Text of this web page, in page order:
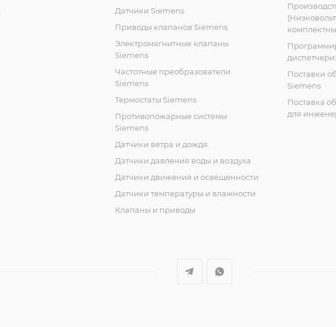
Датчики Siemens
Приводы клапанов Siemens
Электромагнитные клапаны
Siemens
Частотные преобразователи
Siemens
Термостаты Siemens
Противопожарные системы
Siemens
Датчики ветра и дождя
Датчики давления воды и воздуха
Датчики движения и освещенности
Датчики температуры и влажности
Клапаны и приводы
Поставки
Siemens
Поставка
для